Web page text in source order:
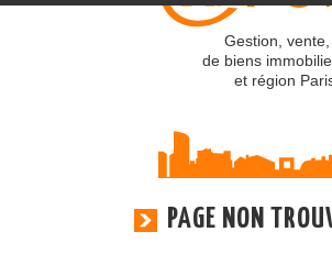
Gestion,
de biens
et région
PAGE NON